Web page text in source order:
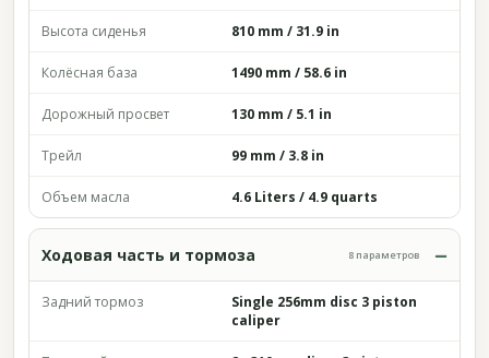
Высота сиденья 810 mm / 31.9 in
Колёсная база 1490 mm / 58.6 in
Дорожный просвет 130 mm / 5.1 in
Трейл 99 mm / 3.8 in
Объем масла 4.6 Liters / 4.9 quarts
Ходовая часть и тормоза 8 параметров
Задний тормоз
Single 256mm disc 3 piston
caliper